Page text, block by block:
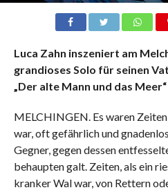
Luca Zahn inszeniert am
grandioses Solo für seinen
„Der alte Mann und das
MELCHINGEN. Es waren
war, oft gefährlich und
Gegner, gegen dessen
behaupten galt. Zeiten, als ein
kranker Wal war, von Rettern